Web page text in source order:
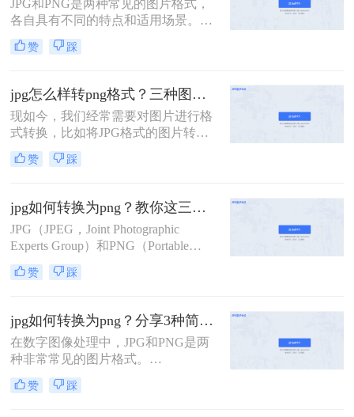
方法。
JPG和PNG是两种常见的图片格式，
各自具有不同的特点和适用场景。
JPG格式以其高效的压缩能力和良好
的图像质量而著称，而PNG格式则因
迎。有时，我们可能需要将JPG图片
转换为PNG格式以满足特定的需求。
那么如何把图片jpg变成png格式呢？
下面将介绍三种将JPG图片转换为
PNG格式的方法。
赞 踩
jpg怎么样转png格式？三种图片格式转换的方法交给你！
现如今，我们经常需要对图片进行格
式转换，比如将JPG格式的图片转换
为PNG格式。PNG格式相对于JPG格
式更加适合图像保存。那么，jpg怎么
详细介绍这一过程，教会您如何轻松
地将JPG图片转换为PNG格式。
赞 踩
jpg如何转换为png？教你这三种简单又实用的方法！
JPG（JPEG，Joint Photographic
Experts Group）和PNG（Portable
Network Graphics）是两种广泛使用的
图片格式，各有其特点。JPG通常用
有损压缩，能在保持较好图像质量的
同时减小文件大小。而PNG则常用于
需要透明背景或无损压缩的场合。那
么jpg如何转换为png呢？，以下是一
些方法和步骤。
赞 踩
jpg如何转换为png？分享3种简单方法~！
在数字图像处理中，JPG和PNG是两
种非常常见的图片格式。
JPG（JPEG）是一种有损压缩格式，
适用于存储和显示摄影图片，而PNG
赞 踩